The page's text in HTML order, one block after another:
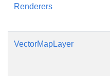
Renderers
VectorMapLayer